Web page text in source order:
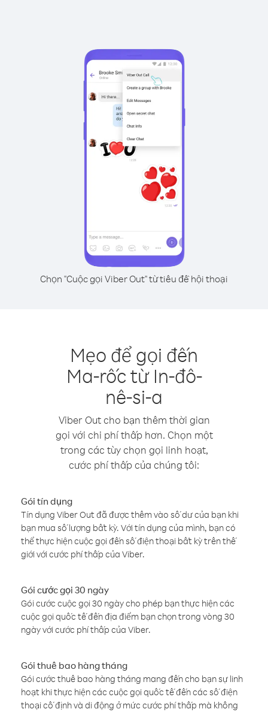
Chọn "Cuộc gọi Viber Out" từ tiêu đề hội thoại
Mẹo để gọi đến
Ma-rốc từ In-đô-
nê-si-a
Viber Out cho bạn thêm thời gian
gọi với chi phí thấp hơn. Chọn một
trong các tùy chọn gọi linh hoạt,
cước phí thấp của chúng tôi:
Gói tín dụng
Tín dụng Viber Out đã được thêm vào số dư của bạn khi
bạn mua số lượng bất kỳ. Với tín dụng của mình, bạn có
thể thực hiện cuộc gọi đến số điện thoại bất kỳ trên thế
giới với cước phí thấp của Viber.
Gói cước gọi 30 ngày
Gói cước cuộc gọi 30 ngày cho phép bạn thực hiện các
cuộc gọi quốc tế đến địa điểm bạn chọn trong vòng 30
ngày với cước phí thấp của Viber.
Gói thuê bao hàng tháng
Gói cước thuê bao hàng tháng mang đến cho bạn sự linh
hoạt khi thực hiện các cuộc gọi quốc tế đến các số điện
thoại cố định và di động ở mức cước phí thấp mà không